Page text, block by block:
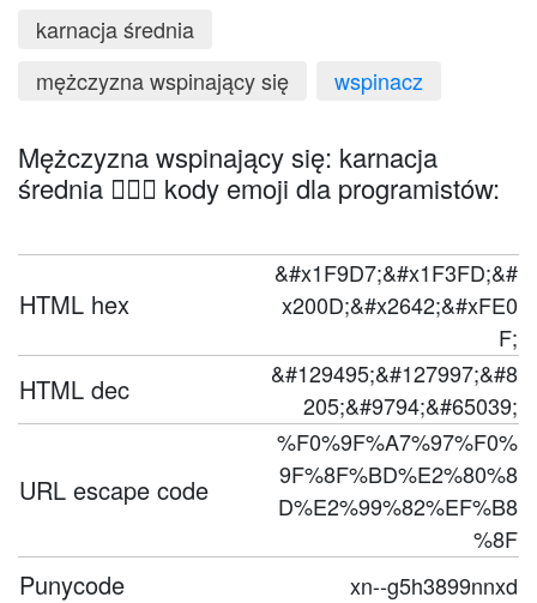
karnacja średnia
mężczyzna wspinający się
wspinacz
Mężczyzna wspinający się: karnacja
średnia 🧗🏽‍♂️ kody emoji dla programistów:
HTML hex
&#x1F9D7;&#x1F3FD;&#
x200D;&#x2642;&#xFE0
F;
HTML dec
&#129495;&#127997;&#8
205;&#9794;&#65039;
URL escape code
%F0%9F%A7%97%F0%
9F%8F%BD%E2%80%8
D%E2%99%82%EF%B8
%8F
Punycode xn--g5h3899nnxd